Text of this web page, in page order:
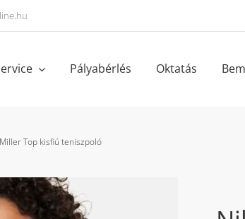
Pályabérlés Oktatás
Top kisfiú teniszpoló